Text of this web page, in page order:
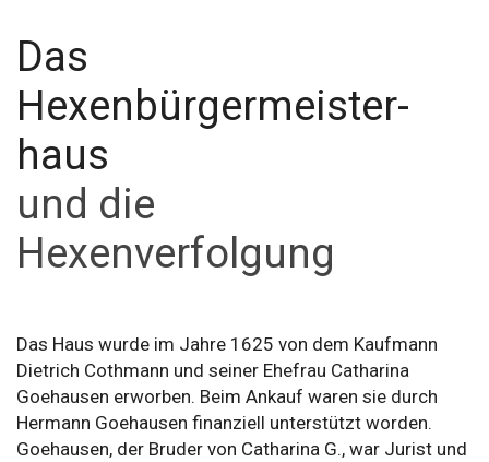
Das
Hexenbürgermeister­
haus
und die
Hexenverfolgung
Das Haus wurde im Jahre 1625 von dem Kaufmann
Dietrich Cothmann und seiner Ehefrau Catharina
Goehausen erworben. Beim Ankauf waren sie durch
Hermann Goehausen finanziell unterstützt worden.
Goehausen, der Bruder von Catharina G., war Jurist und